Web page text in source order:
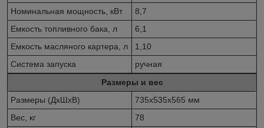
Номинальная мощность, кВт
8,7
Емкость топливного бака, л
6,1
Емкость масляного картера, л
1,10
Система запуска
ручная
Размеры и вес
Размеры (ДхШхВ)
735х535х565 мм
Вес, кг
78